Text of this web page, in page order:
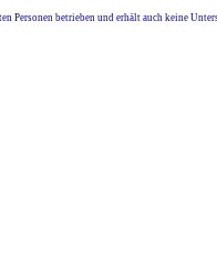
Personen betrieben und erhält auch keine